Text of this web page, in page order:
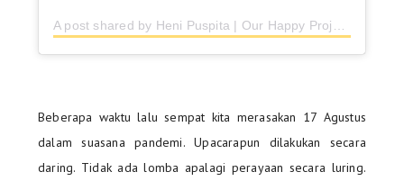
A post shared by Heni Puspita | Our Happy Project (@ourhappyprojectblog)
Beberapa waktu lalu sempat kita merasakan 17 Agustus
dalam suasana pandemi. Upacarapun dilakukan secara
daring. Tidak ada lomba apalagi perayaan secara luring.